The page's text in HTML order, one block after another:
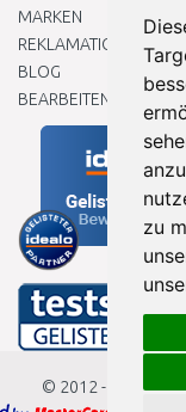
zu
MARKEN
REKLAMATIONEN UND
BLOG
BEARBEITEN SIE
© 2012 - 2026